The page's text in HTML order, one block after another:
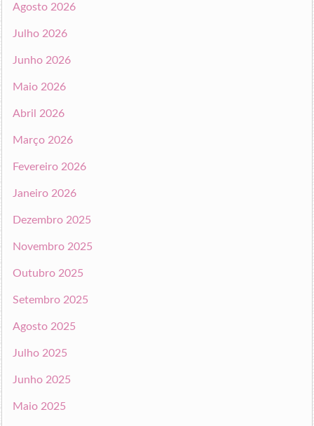
Agosto 2026
Julho 2026
Junho 2026
Maio 2026
Abril 2026
Março 2026
Fevereiro 2026
Janeiro 2026
Dezembro 2025
Novembro 2025
Outubro 2025
Setembro 2025
Agosto 2025
Julho 2025
Junho 2025
Maio 2025